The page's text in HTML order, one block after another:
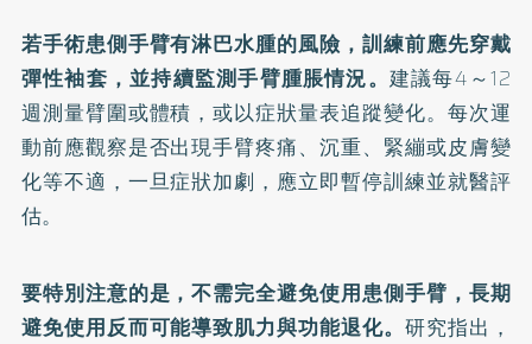
若手術患側手臂有淋巴水腫的風險，訓練前應先穿戴
彈性袖套，並持續監測手臂腫脹情況。 建議每4～12
週測量臂圍或體積，或以症狀量表追蹤變化。每次運
動前應觀察是否出現手臂疼痛、沉重、緊繃或皮膚變
化等不適，一旦症狀加劇，應立即暫停訓練並就醫評
估。
要特別注意的是，不需完全避免使用患側手臂，長期
避免使用反而可能導致肌力與功能退化。 研究指出，